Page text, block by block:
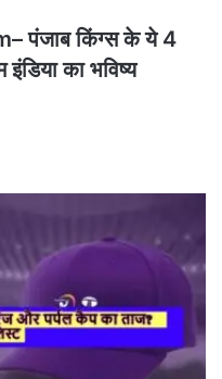
पंजाब किंग्स के ये 4
का भविष्य